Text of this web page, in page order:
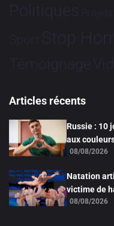
Politiques Projets
Sport Stop
Témoignage
Articles récents
Russie : 10
aux
08/08/2026
Natation
victime de
08/08/2026